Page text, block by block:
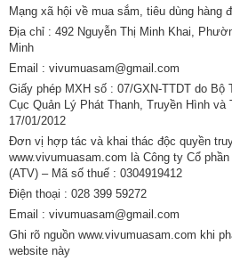
Mạng xã hội về mua sắm, tiêu dùng hàng
Địa chỉ : 492 Nguyễn Thị Minh Khai,
Minh
Email : vivumuasam@gmail.com
Giấy phép MXH số : 07/GXN-TTDT do Bộ
Cục Quản Lý Phát Thanh, Truyền Hình
17/01/2012
Đơn vị hợp tác và khai thác độc quyền
www.vivumuasam.com là Công ty Cổ
(ATV) – Mã số thuế : 0304919412
Điện thoại : 028 399 59272
Email : vivumuasam@gmail.com
Ghi rõ nguồn www.vivumuasam.com khi
website này